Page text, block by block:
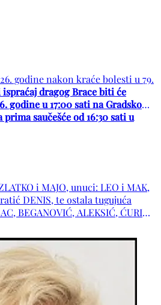
godine nakon kraće bolesti u 79.
dragog Brace biti će
godine u 17:00 sati na Gradskom
saučešće od 16:30 sati u
i MAJO, unuci: LEO i MAK,
DENIS, te ostala tugujuća
BEGANOVIĆ, ALEKSIĆ, ĆURIĆ,